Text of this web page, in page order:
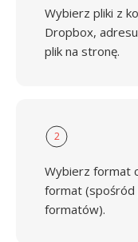
Wybierz pliki z
Dropbox,
plik na stronę.
2
Wybierz format
format (spośród
formatów).